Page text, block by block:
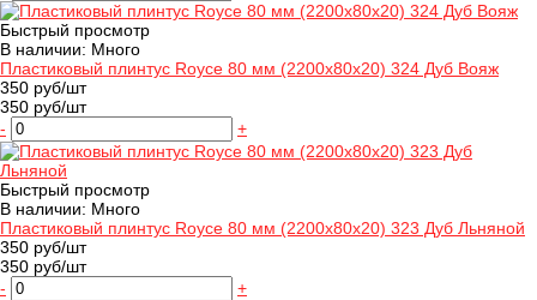
Быстрый просмотр
В наличии: Много
Пластиковый плинтус Royce 80 мм (2200x80x20) 324 Дуб Вояж
350 руб/шт
350 руб/шт
-
+
Быстрый просмотр
В наличии: Много
Пластиковый плинтус Royce 80 мм (2200x80x20) 323 Дуб Льняной
350 руб/шт
350 руб/шт
-
+